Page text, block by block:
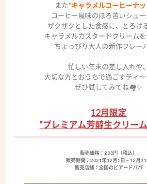
また“キャラメルコーヒーナッ
コーヒー風味のほろ苦いシュ
ザクザクとした食感に、とろけ
キャラメルカスタードクリーム
ちょっぴり大人の新作フレー
忙しい年末の差し入れや、
大切な方とおうちで過ごすティ
ぜひ試してみてね🏘✨
12月限定
“プレミアム芳醇生クリー
販売価格：230円（税込）
販売期間：2021年12月1日～12月31
販売店舗：全国のビアードパパ